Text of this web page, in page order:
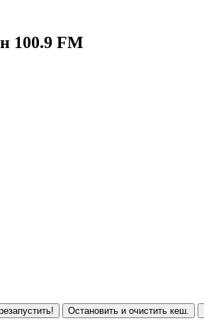
100.9 FM
Остановить и очистить кеш.